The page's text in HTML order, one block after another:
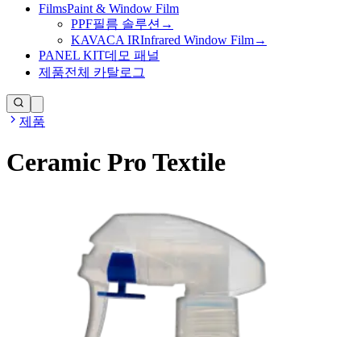
FilmsPaint & Window Film
PPF필름 솔루션 →
KAVACA IRInfrared Window Film→
PANEL KIT데모 패널
제품전체 카탈로그
제품
Ceramic Pro Textile